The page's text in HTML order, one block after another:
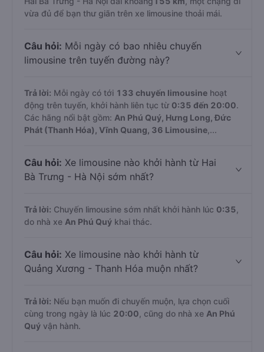
vừa đủ để bạn thư giãn trên xe limousine thoải mái.
Câu hỏi: Mỗi ngày có bao nhiêu chuyến
limousine trên tuyến đường này?
Trả lời: Mỗi ngày có tới 133 chuyến limousine hoạt
động trên tuyến, khởi hành liên tục từ 0:35 đến 20:00.
Các hãng nổi bật gồm: An Phú Quý, Hưng Long, Đức
Phát (Thanh Hóa), Vĩnh Quang, 36 Limousine ,...
Câu hỏi: Xe limousine nào khởi hành từ Hai
Bà Trưng - Hà Nội sớm nhất?
Trả lời: Chuyến limousine sớm nhất khởi hành lúc 0:35
do nhà xe An Phú Quý khai thác.
Câu hỏi: Xe limousine nào khởi hành từ
Quảng Xương - Thanh Hóa muộn nhất?
Trả lời: Nếu bạn muốn đi chuyến muộn, lựa chọn cuối
cùng trong ngày là lúc 20:00 , cũng do nhà xe An Phú
Quý vận hành.